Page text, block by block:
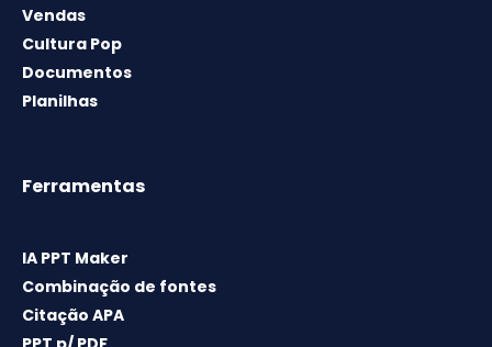
Vendas
Cultura Pop
Documentos
Planilhas
Ferramentas
IA PPT Maker
Combinação de fontes
Citação APA